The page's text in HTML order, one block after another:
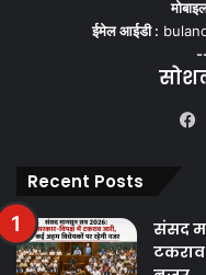
ईमेल आईडी :
Recent Posts
संसद